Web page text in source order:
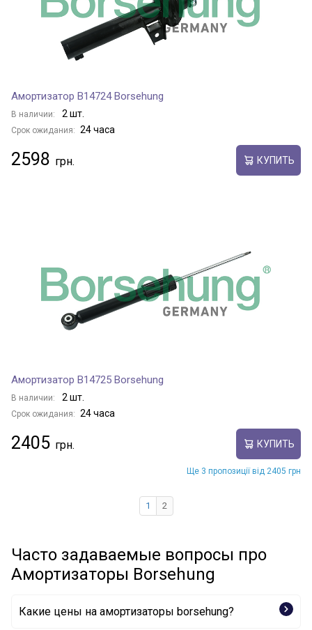
Амортизатор B14724 Borsehung
В наличии: 2 шт.
Срок ожидания: 24 часа
2598 КУПИТЬ
Амортизатор B14725 Borsehung
В наличии: 2 шт.
Срок ожидания: 24 часа
2405 КУПИТЬ
Ще 3 пропозиції від 2405 грн
1 2
Часто задаваемые вопросы про
Амортизаторы Borsehung
Какие цены на амортизаторы borsehung?